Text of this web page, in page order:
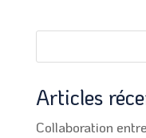
Articles
Collaboration